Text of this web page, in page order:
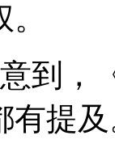
到，
有提